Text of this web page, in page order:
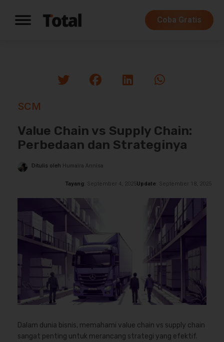
Coba Gratis
SCM
Value Chain vs Supply Chain:
Perbedaan dan Strateginya
Ditulis oleh Humaira Annisa
Tayang : September 4, 2025Update : September 18, 2025
Dalam dunia bisnis, memahami value chain vs supply chain
sangat penting untuk merancang strategi yang efektif.